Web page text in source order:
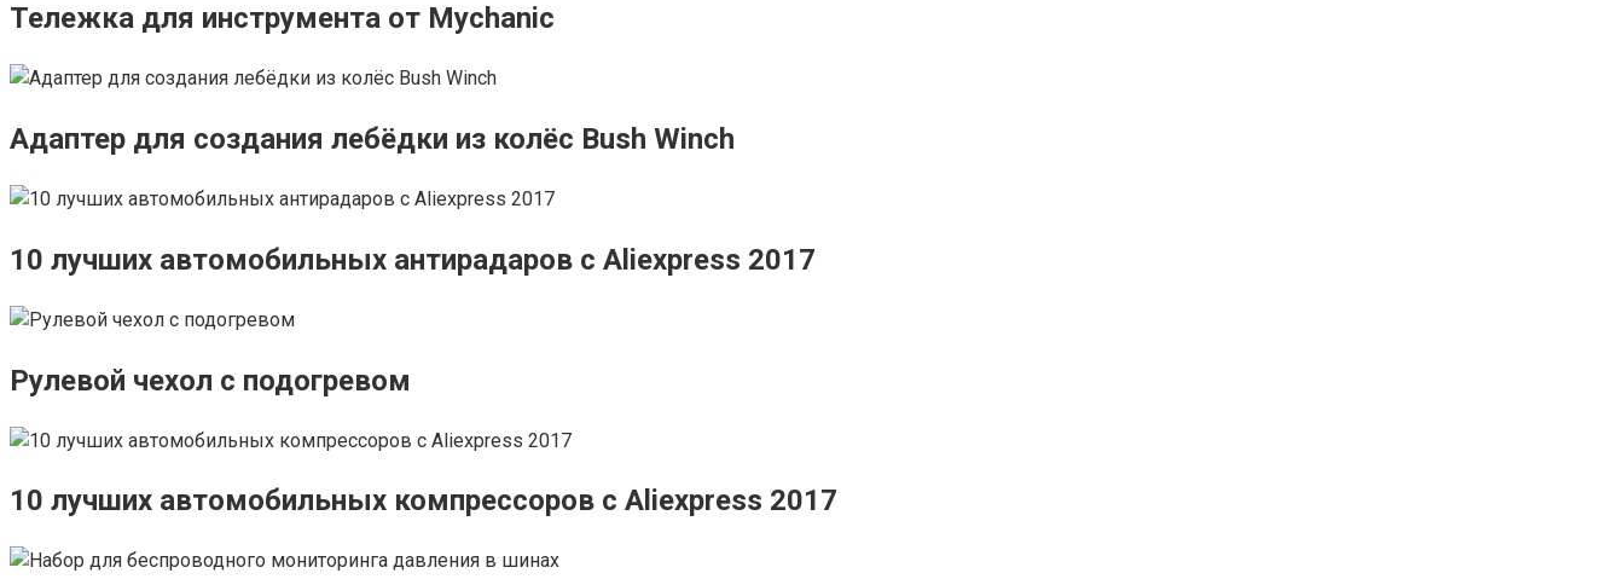
Тележка для инструмента от Mychanic
Адаптер для создания лебёдки из колёс Bush Winch
10 лучших автомобильных антирадаров с Aliexpress 2017
Рулевой чехол с подогревом
10 лучших автомобильных компрессоров с Aliexpress 2017